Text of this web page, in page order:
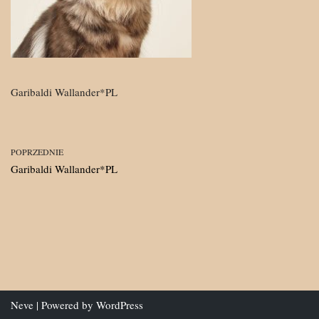
Garibaldi Wallander*PL
POPRZEDNIE
Garibaldi Wallander*PL
Neve | Powered by WordPress